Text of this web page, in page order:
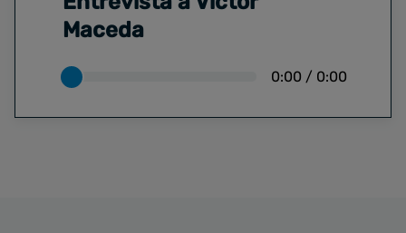
Maceda
0:00 / 0:00